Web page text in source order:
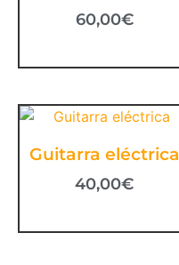
60,00€
Guitarra eléctrica
40,00€